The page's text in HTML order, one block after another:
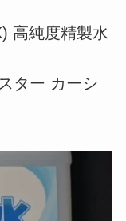
高純度精製水
ター カーシ